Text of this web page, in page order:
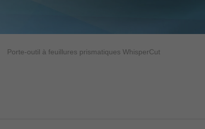
Porte-outil à feuillures prismatiques WhisperCut